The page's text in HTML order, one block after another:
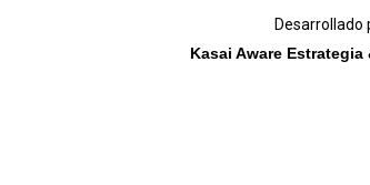
Desarrollado
Kasai Aware Estrategia